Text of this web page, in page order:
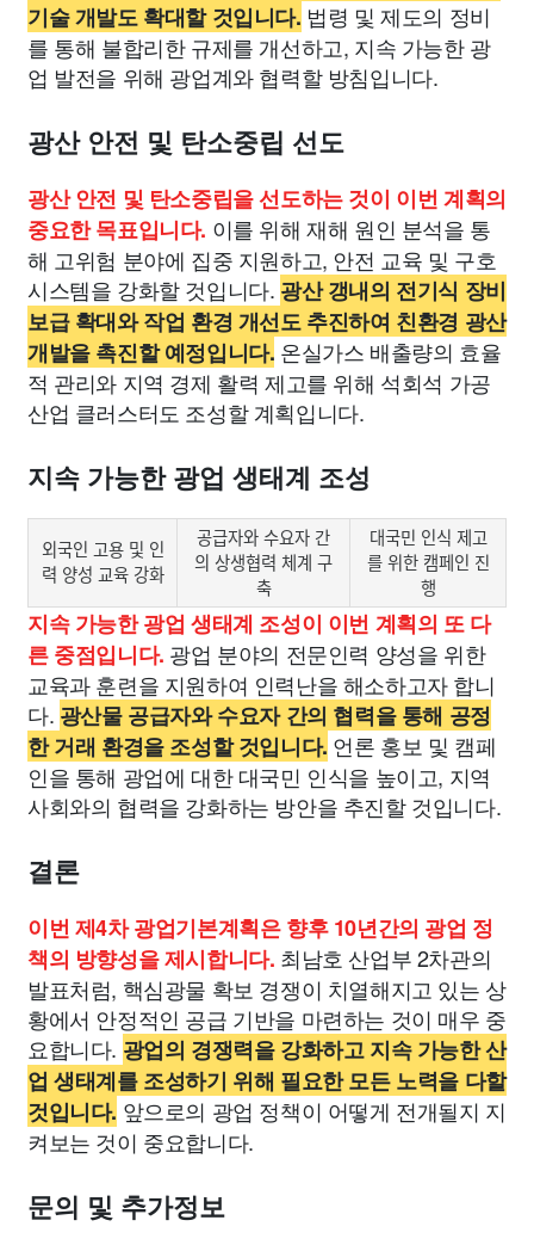
기술 개발도 확대할 것입니다. 법령 및 제도의 정비
를 통해 불합리한 규제를 개선하고, 지속 가능한 광
업 발전을 위해 광업계와 협력할 방침입니다.
광산 안전 및 탄소중립 선도
광산 안전 및 탄소중립을 선도하는 것이 이번 계획의
중요한 목표입니다. 이를 위해 재해 원인 분석을 통
해 고위험 분야에 집중 지원하고, 안전 교육 및 구호
시스템을 강화할 것입니다. 광산 갱내의 전기식 장비
보급 확대와 작업 환경 개선도 추진하여 친환경 광산
개발을 촉진할 예정입니다. 온실가스 배출량의 효율
적 관리와 지역 경제 활력 제고를 위해 석회석 가공
산업 클러스터도 조성할 계획입니다.
지속 가능한 광업 생태계 조성
외국인 고용 및 인
력 양성 교육 강화
공급자와 수요자 간
의 상생협력 체계 구
축
대국민 인식 제고
를 위한 캠페인 진
행
지속 가능한 광업 생태계 조성이 이번 계획의 또 다
른 중점입니다. 광업 분야의 전문인력 양성을 위한
교육과 훈련을 지원하여 인력난을 해소하고자 합니
다. 광산물 공급자와 수요자 간의 협력을 통해 공정
한 거래 환경을 조성할 것입니다. 언론 홍보 및 캠페
인을 통해 광업에 대한 대국민 인식을 높이고, 지역
사회와의 협력을 강화하는 방안을 추진할 것입니다.
결론
이번 제4차 광업기본계획은 향후 10년간의 광업 정
책의 방향성을 제시합니다. 최남호 산업부 2차관의
발표처럼, 핵심광물 확보 경쟁이 치열해지고 있는 상
황에서 안정적인 공급 기반을 마련하는 것이 매우 중
요합니다. 광업의 경쟁력을 강화하고 지속 가능한 산
업 생태계를 조성하기 위해 필요한 모든 노력을 다할
것입니다. 앞으로의 광업 정책이 어떻게 전개될지 지
켜보는 것이 중요합니다.
문의 및 추가정보